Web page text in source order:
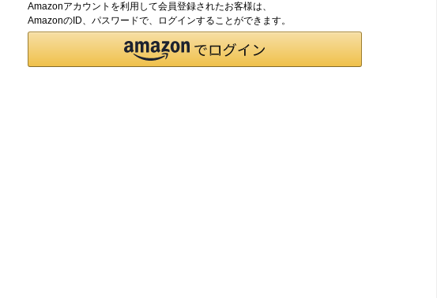
Amazonアカウントを利用して会員登録されたお客様は、
AmazonのID、パスワードで、ログインすることができます。